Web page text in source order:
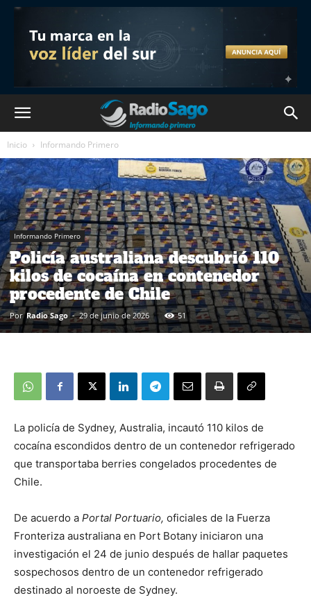
Inicio Informando Primero
Informando Primero
Policía australiana descubrió 110
kilos de cocaína en contenedor
procedente de Chile
Por Radio Sago - 29 de junio de 2026 51
La policía de Sydney, Australia, incautó 110 kilos de
cocaína escondidos dentro de un contenedor refrigerado
que transportaba berries congelados procedentes de
Chile.
De acuerdo a Portal Portuario, oficiales de la Fuerza
Fronteriza australiana en Port Botany iniciaron una
investigación el 24 de junio después de hallar paquetes
sospechosos dentro de un contenedor refrigerado
destinado al noroeste de Sydney.